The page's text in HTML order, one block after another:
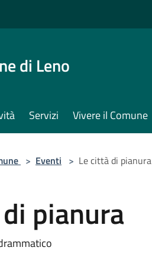
di Leno
Servizi Vivere il Comune
> Eventi > Le città di pianura
pianura